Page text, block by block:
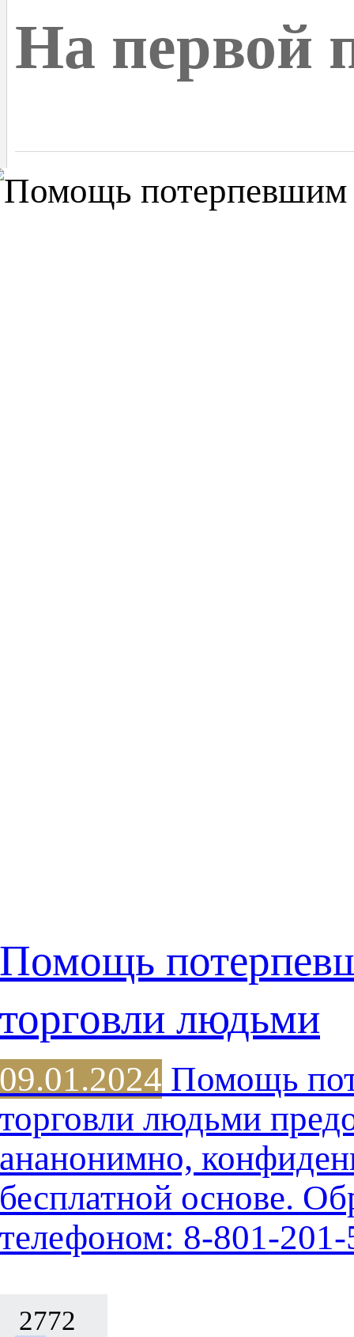
На первой
Помощь
торговли людьми
09.01.2024 Помощь
торговли людьми
ананонимно,
бесплатной основе.
телефоном: 8-801-
2772